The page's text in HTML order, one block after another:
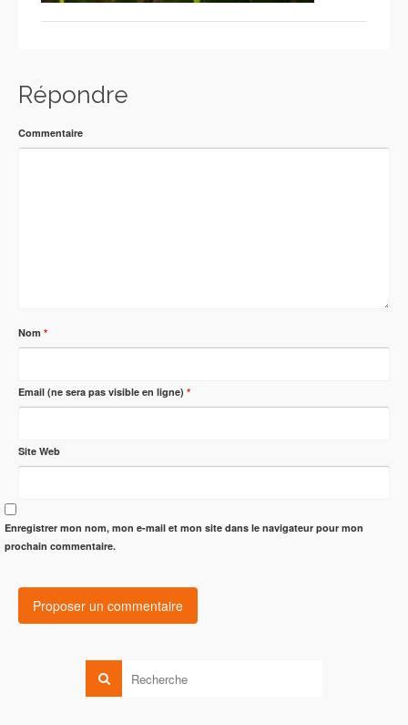
Répondre
Commentaire
Nom *
Email (ne sera pas visible en ligne) *
Site Web
Enregistrer mon nom, mon e-mail et mon site dans le navigateur pour mon
prochain commentaire.